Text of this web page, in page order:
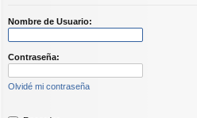
Nombre de Usuario:
Contraseña:
Olvidé mi contraseña